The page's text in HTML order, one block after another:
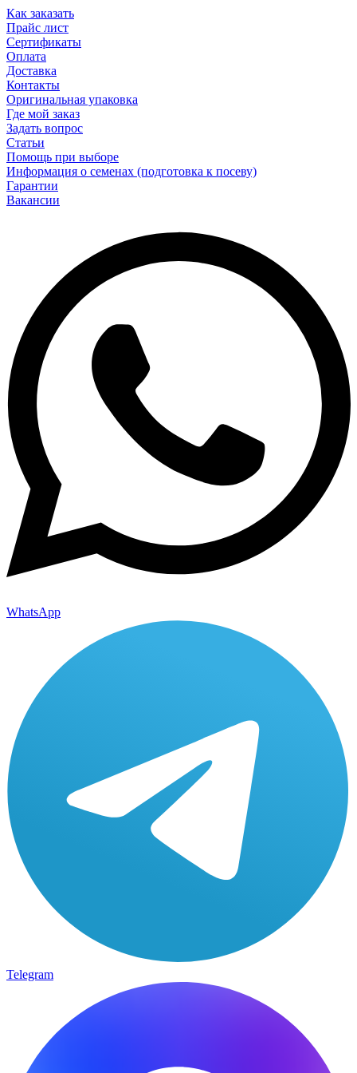
Как заказать
Прайс лист
Сертификаты
Оплата
Доставка
Контакты
Оригинальная упаковка
Где мой заказ
Задать вопрос
Статьи
Помощь при выборе
Информация о семенах (подготовка к посеву)
Гарантии
Вакансии
WhatsApp
Telegram